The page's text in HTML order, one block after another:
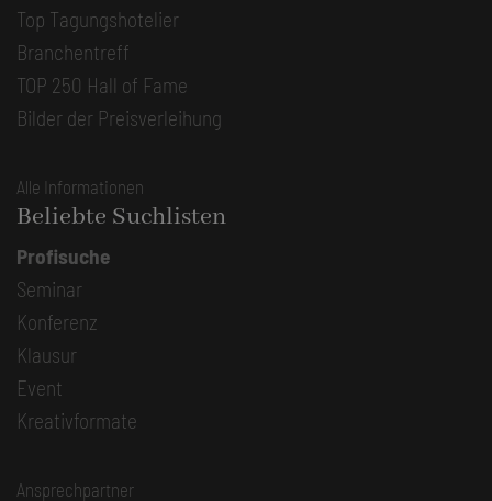
Top Tagungshotelier
Branchentreff
TOP 250 Hall of Fame
Bilder der Preisverleihung
Alle Informationen
Beliebte Suchlisten
Profisuche
Seminar
Konferenz
Klausur
Event
Kreativformate
Ansprechpartner